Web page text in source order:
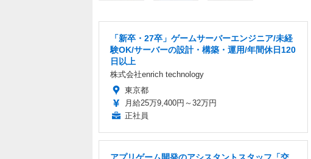
「新卒・27卒」ゲームサーバーエンジニア/未経
験OK/サーバーの設計・構築・運用/年間休日120
日以上
株式会社enrich technology
東京都
月給25万9,400円～32万円
正社員
アプリゲーム開発のアシスタントスタッフ「交